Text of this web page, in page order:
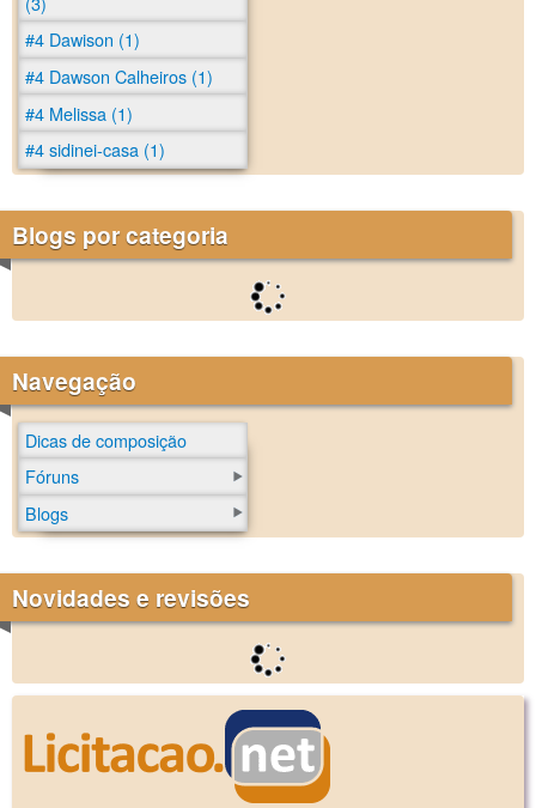
#4 Dawison (1)
#4 Dawson Calheiros (1)
#4 Melissa (1)
#4 sidinei-casa (1)
Blogs por categoria
Navegação
Dicas de composição
Fóruns
Blogs
Novidades e revisões